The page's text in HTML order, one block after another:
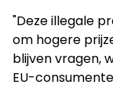
"Deze illegale
om hogere
blijven vragen,
EU-